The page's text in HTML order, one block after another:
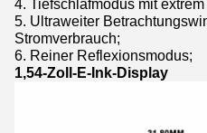
4. Tiefschlafmodus mit
5. Ultraweiter
Stromverbrauch;
6. Reiner Reflexionsmodus;
1,54-Zoll-E-Ink-Display